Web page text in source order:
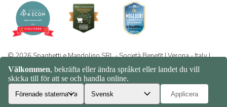
© 2026 Spaghetti e Mandolino SRL - Società Benefit | Verona - Italy |
+39 351 865 9444 | P.I. IT04913730232 | Certificazione BIO: IT-BIO-
016.380-0110744.2026.001 | REA VR-455804 |Integritet och
cookiepolicy|Sitemap